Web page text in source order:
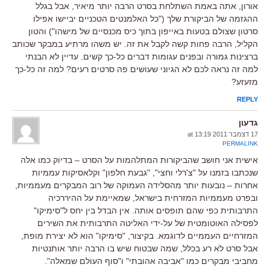
אורון, אתה באמת השתלחת בסרט הרבה יותר מיאיר, אבל בגלל
ההגזמה של הביקורת שלך ("כל האלמנטים הטכניים יביישו אפילו
סרטון שצולם בטעות באייפון בתוך כיס מכנסיים של מישהו") והטון
הקליל, הרבה פחות קשה לקבל את זה. יש משהו מרתיע במבקר שכותב
ברצינות גמורה ובפנים עגומות דברים כל-כך קשים. עדיין לא הבנתי
למה זה נראה לכם לא הגיוני שעושים פה סרטים רעים? למה זה כל-כך
מזעזע?
REPLY
גדעון
17 דצמבר 2011 at 13:19
PERMALINK
אישית אני חושב שהביקורות המתלהמות על הסרט – בדיוק כמו אלה
שנכתבו בזמנו על "צ'רלי וחצי", "גבעת חלפון" וקלאסיקות עממיות
אחרות – נובעות יותר מהסלידה העמוקה של רוב המבקרים מעממיות,
ובפרט מעממיות המזרחית בישראל, שמאיימת על ההיררכיה
התרבותית כפי שהם תופסים אותה. אין הבדל בין יחס ל"סימיקו"
לפסילה האוטומטית של על-ידי האליטה התרבותית את השירים
המזרחיים העממיים לדוגמא. בקיצור, "סימיקו" הוא לא יצירת מופת,
אבל סרט לא רע בכלל, שמה שבטוח שיש בו הרבה יותר אותנטיות
מחביבי מבקרים כמו "אביבה אהובתי" ו"סוף העולם שמאלה".